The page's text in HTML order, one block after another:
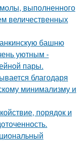
выполненного
величественных
башню
уютным -
пары.
благодаря
минимализму и
порядок и